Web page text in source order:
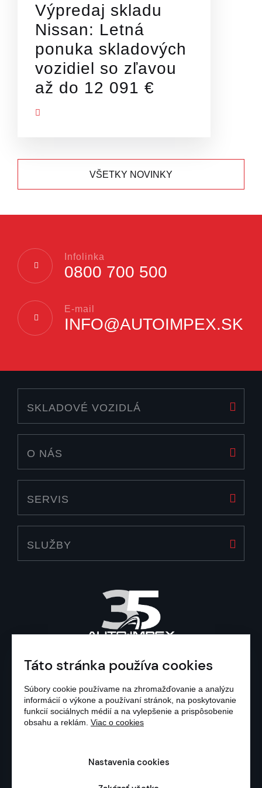
Výpredaj skladu
Nissan: Letná
ponuka skladových
vozidiel so zľavou
až do 12 091 €
VŠETKY NOVINKY
Infolinka
0800 700 500
E-mail
INFO@AUTOIMPEX.SK
SKLADOVÉ VOZIDLÁ
SLUŽBY
SERVIS
O NÁS
© 1991 - 2026 AUTO-
IMPEX, S.R.O.
ÚDAJOV|
NASTAVENIA COOKIES
Táto stránka používa cookies
Súbory cookie používame na zhromažďovanie a analýzu
informácií o výkone a používaní stránok, na poskytovanie
funkcií sociálnych médií a na vylepšenie a prispôsobenie
obsahu a reklám. Viac o cookies
Nastavenia cookies